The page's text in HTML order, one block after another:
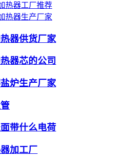
热器工厂推荐
热器生产厂家
器供货厂家
器芯的公司
炉生产厂家
带什么电荷
加工厂